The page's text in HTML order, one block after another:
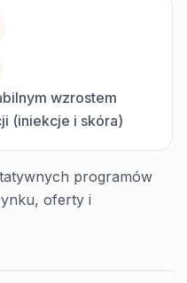
wzrostem
(iniekcje i skóra)
programów
oferty i